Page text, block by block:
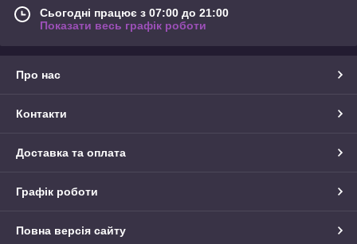
Сьогодні працює з 07:00 до 21:00
Показати весь графік роботи
Про нас
Контакти
Доставка та оплата
Графік роботи
Повна версія сайту